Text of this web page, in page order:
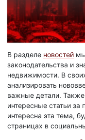
В разделе новостей
законодательства и
недвижимости. В
анализировать
важные детали.
интересные статьи
интересна эта тема,
страницах в